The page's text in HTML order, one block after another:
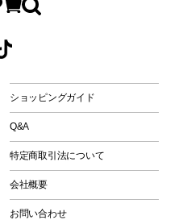
ショッピングガイド
Q&A
特定商取引法について
会社概要
お問い合わせ